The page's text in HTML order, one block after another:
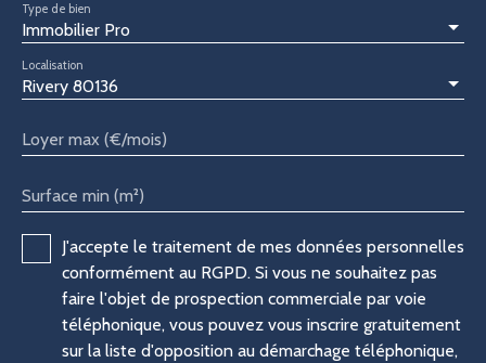
Immobilier Pro
Type de bien
Rivery 80136
Localisation
Loyer max (€/mois)
Surface min (m²)
J'accepte le traitement de mes données personnelles
conformément au RGPD. Si vous ne souhaitez pas
faire l'objet de prospection commerciale par voie
téléphonique, vous pouvez vous inscrire gratuitement
sur la liste d'opposition au démarchage téléphonique,